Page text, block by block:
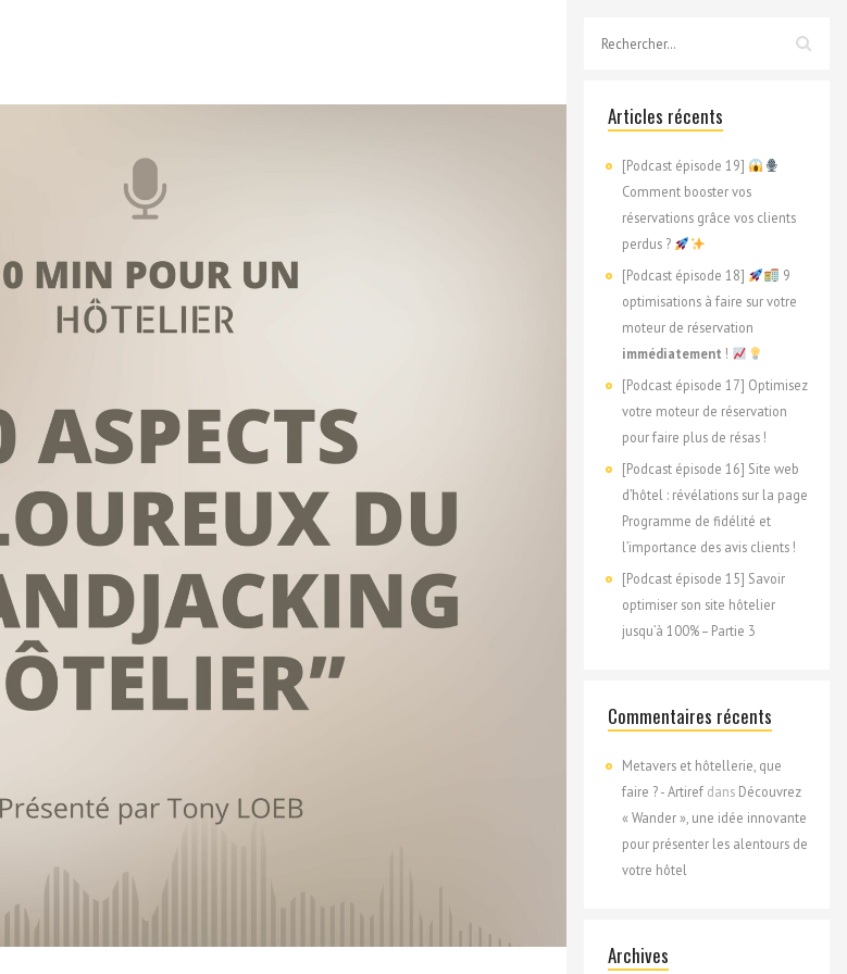
Articles récents
[Podcast épisode 19]
Comment booster vos
réservations grâce vos clients
perdus ?
[Podcast épisode 18]
9
optimisations à faire sur votre
moteur de réservation
immédiatement !
[Podcast épisode 17] Optimisez
votre moteur de réservation
pour faire plus de résas !
[Podcast épisode 16] Site web
d’hôtel : révélations sur la page
Programme de fidélité et
l’importance des avis clients !
[Podcast épisode 15] Savoir
optimiser son site hôtelier
jusqu’à 100% – Partie 3
Commentaires récents
Metavers et hôtellerie, que
faire ? - Artirefdans Découvrez
« Wander », une idée innovante
pour présenter les alentours de
votre hôtel
Archives